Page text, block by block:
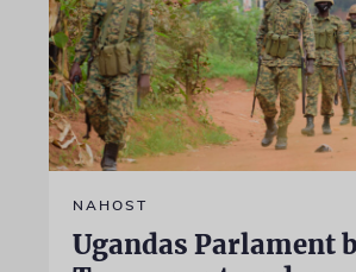
NAHOST
Ugandas Parlament